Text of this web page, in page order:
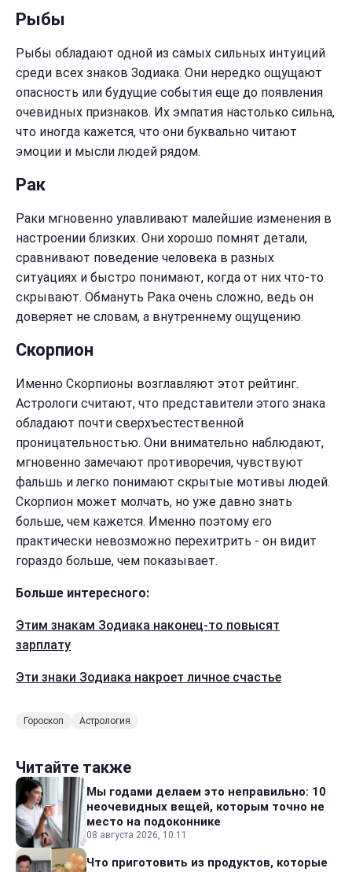
Рыбы
Рыбы обладают одной из самых сильных интуиций
среди всех знаков Зодиака. Они нередко ощущают
опасность или будущие события еще до появления
очевидных признаков. Их эмпатия настолько сильна,
что иногда кажется, что они буквально читают
эмоции и мысли людей рядом.
Рак
Раки мгновенно улавливают малейшие изменения в
настроении близких. Они хорошо помнят детали,
сравнивают поведение человека в разных
ситуациях и быстро понимают, когда от них что-то
скрывают. Обмануть Рака очень сложно, ведь он
доверяет не словам, а внутреннему ощущению.
Скорпион
Именно Скорпионы возглавляют этот рейтинг.
Астрологи считают, что представители этого знака
обладают почти сверхъестественной
проницательностью. Они внимательно наблюдают,
мгновенно замечают противоречия, чувствуют
фальшь и легко понимают скрытые мотивы людей.
Скорпион может молчать, но уже давно знать
больше, чем кажется. Именно поэтому его
практически невозможно перехитрить - он видит
гораздо больше, чем показывает.
Больше интересного:
Этим знакам Зодиака наконец-то повысят
зарплату
Эти знаки Зодиака накроет личное счастье
Гороскоп Астрология
Читайте также
Мы годами делаем это неправильно: 10
неочевидных вещей, которым точно не
место на подоконнике
08 августа 2026, 10:11
Что приготовить из продуктов, которые